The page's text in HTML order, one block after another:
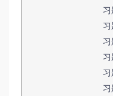
习
习
习
习
习
习